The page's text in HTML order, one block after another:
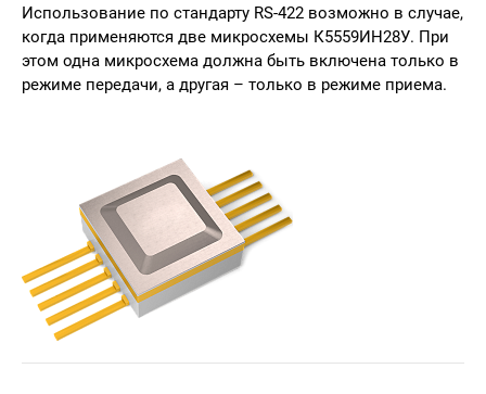
Использование по стандарту RS-422 возможно в случае,
когда применяются две микросхемы К5559ИН28У. При
этом одна микросхема должна быть включена только в
режиме передачи, а другая – только в режиме приема.